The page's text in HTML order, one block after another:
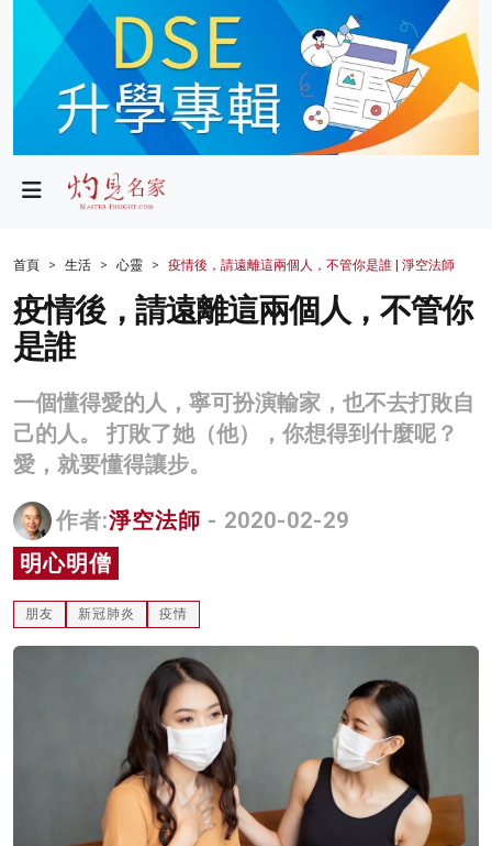
政局
財經
生活
健康
商業
科技
影片
名家榜
灼見活動
關於我們
首頁 生活 心靈 疫情後，請遠離這兩個人，不管你是誰 | 淨空法師
疫情後，請遠離這兩個人，不管你
是誰
一個懂得愛的人，寧可扮演輸家，也不去打敗自
己的人。 打敗了她（他），你想得到什麼呢？
愛，就要懂得讓步。
作者:淨空法師 - 2020-02-29
明心明僧
朋友 新冠肺炎 疫情